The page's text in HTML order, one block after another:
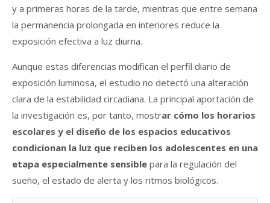
y a primeras horas de la tarde, mientras que entre semana
la permanencia prolongada en interiores reduce la
exposición efectiva a luz diurna.
Aunque estas diferencias modifican el perfil diario de
exposición luminosa, el estudio no detectó una alteración
clara de la estabilidad circadiana. La principal aportación de
la investigación es, por tanto, mostrar cómo los horarios
escolares y el diseño de los espacios educativos
condicionan la luz que reciben los adolescentes en una
etapa especialmente sensible para la regulación del
sueño, el estado de alerta y los ritmos biológicos.